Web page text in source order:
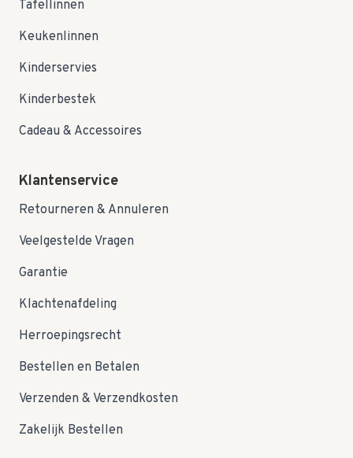
Tafellinnen
Keukenlinnen
Kinderservies
Kinderbestek
Cadeau & Accessoires
Klantenservice
Retourneren & Annuleren
Veelgestelde Vragen
Garantie
Klachtenafdeling
Herroepingsrecht
Bestellen en Betalen
Verzenden & Verzendkosten
Zakelijk Bestellen